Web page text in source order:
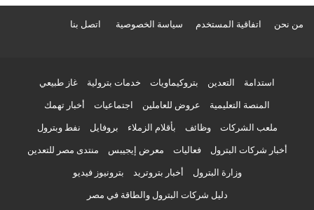
من نحن اتفاقية المستخدم سياسة الخصوصية اتصل بنا
استدامة التعدين بتروكيماويات خدمات بترولية غاز طبيعي
المنصة التعليمية عروض للعاملين اجتماعيات أخبار تهمك
ملعب الشركات وظائف بأقلام الزملاء بروفايل نفط وبترول
أخبار شركات البترول فعاليات معرض إيجيبس منتدى مصر للتعدين
وزارة البترول أخبار بتروتريد بترونيوز فيديو
دليل شركات البترول والطاقة في مصر